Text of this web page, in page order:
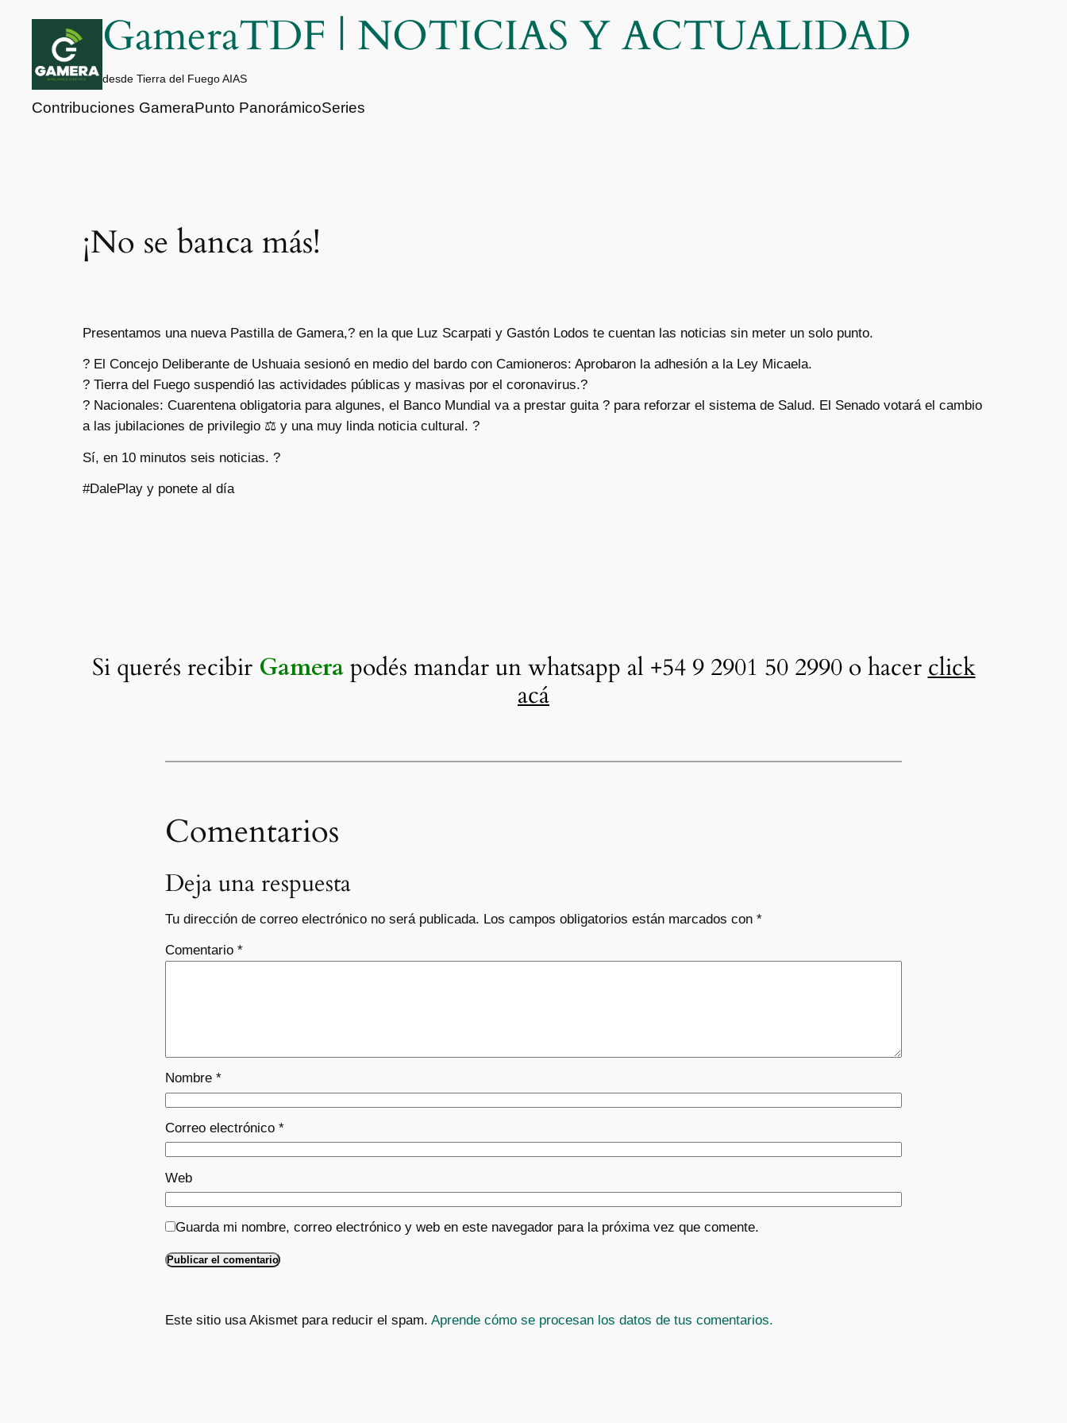
contenido
GameraTDF | NOTICIAS Y ACTUALIDAD
desde Tierra del Fuego AIAS
Contribuciones GameraPunto PanorámicoSeries
¡No se banca más!
Presentamos una nueva Pastilla de Gamera,? en la que Luz Scarpati y Gastón Lodos te cuentan las noticias sin meter un solo punto.
? El Concejo Deliberante de Ushuaia sesionó en medio del bardo con Camioneros: Aprobaron la adhesión a la Ley Micaela.
? Tierra del Fuego suspendió las actividades públicas y masivas por el coronavirus.?
? Nacionales: Cuarentena obligatoria para algunes, el Banco Mundial va a prestar guita ? para reforzar el sistema de Salud. El Senado votará el cambio
a las jubilaciones de privilegio ⚖ y una muy linda noticia cultural. ?
Sí, en 10 minutos seis noticias. ?
#DalePlay y ponete al día
Si querés recibir Gamerapodés mandar un whatsapp al +54 9 2901 50 2990 o hacerclick
acá
Comentarios
Deja una respuesta
Tu dirección de correo electrónico no será publicada. Los campos obligatorios están marcados con *
Comentario *
Nombre *
Correo electrónico *
Web
Guarda mi nombre, correo electrónico y web en este navegador para la próxima vez que comente.
Este sitio usa Akismet para reducir el spam. Aprende cómo se procesan los datos de tus comentarios.